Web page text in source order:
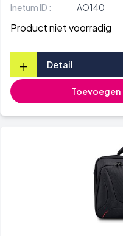
Inetum ID :
AO140
Product niet voorradig
+ Detail
Toevoegen